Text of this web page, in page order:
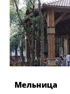
Мельница